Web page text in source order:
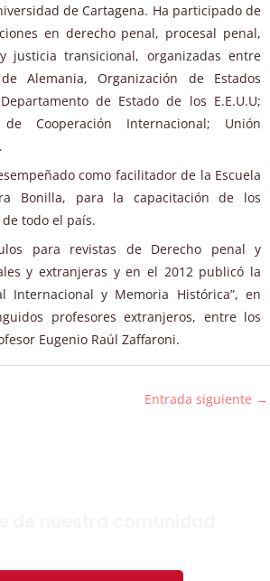
de Cartagena. Ha participado de
en derecho penal, procesal penal,
justicia transicional, organizadas entre
Alemania, Organización de Estados
de Estado de los E.E.U.U;
Cooperación Internacional; Unión
como facilitador de la Escuela
Bonilla, para la capacitación de los
todo el país.
para revistas de Derecho penal y
y extranjeras y en el 2012 publicó la
Internacional y Memoria Histórica”, en
profesores extranjeros, entre los
Eugenio Raúl Zaffaroni.
Entrada siguiente →